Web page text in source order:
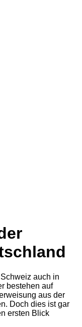
auch in
bestehen auf
aus der
Doch dies ist gar
ersten Blick